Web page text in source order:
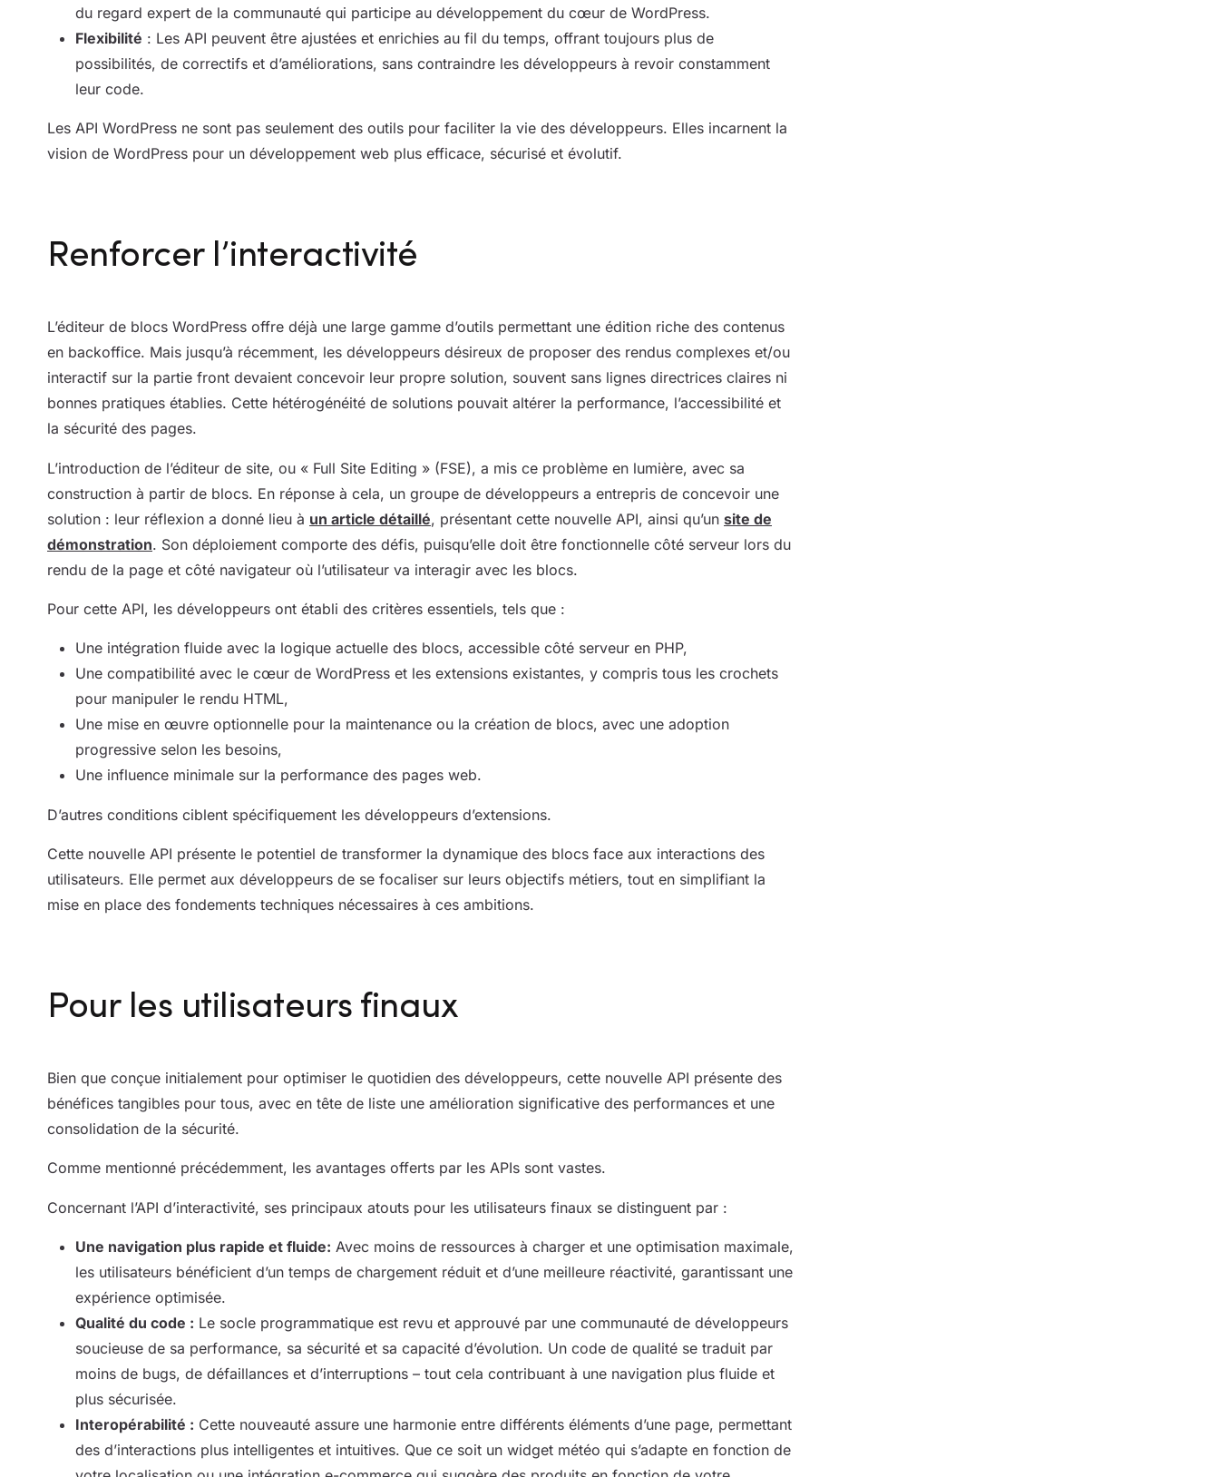
du regard expert de la communauté qui participe au développement du cœur de WordPress.
Flexibilité : Les API peuvent être ajustées et enrichies au fil du temps, offrant toujours plus de
possibilités, de correctifs et d’améliorations, sans contraindre les développeurs à revoir constamment
leur code.
Les API WordPress ne sont pas seulement des outils pour faciliter la vie des développeurs. Elles incarnent la
vision de WordPress pour un développement web plus efficace, sécurisé et évolutif.
Renforcer l’interactivité
L’éditeur de blocs WordPress offre déjà une large gamme d’outils permettant une édition riche des contenus
en backoffice. Mais jusqu’à récemment, les développeurs désireux de proposer des rendus complexes et/ou
interactif sur la partie front devaient concevoir leur propre solution, souvent sans lignes directrices claires ni
bonnes pratiques établies. Cette hétérogénéité de solutions pouvait altérer la performance, l’accessibilité et
la sécurité des pages.
L’introduction de l’éditeur de site, ou « Full Site Editing » (FSE), a mis ce problème en lumière, avec sa
construction à partir de blocs. En réponse à cela, un groupe de développeurs a entrepris de concevoir une
solution : leur réflexion a donné lieu à un article détaillé, présentant cette nouvelle API, ainsi qu’un site de
démonstration. Son déploiement comporte des défis, puisqu’elle doit être fonctionnelle côté serveur lors du
rendu de la page et côté navigateur où l’utilisateur va interagir avec les blocs.
Pour cette API, les développeurs ont établi des critères essentiels, tels que :
Une intégration fluide avec la logique actuelle des blocs, accessible côté serveur en PHP,
Une compatibilité avec le cœur de WordPress et les extensions existantes, y compris tous les crochets
pour manipuler le rendu HTML,
Une mise en œuvre optionnelle pour la maintenance ou la création de blocs, avec une adoption
progressive selon les besoins,
Une influence minimale sur la performance des pages web.
D’autres conditions ciblent spécifiquement les développeurs d’extensions.
Cette nouvelle API présente le potentiel de transformer la dynamique des blocs face aux interactions des
utilisateurs. Elle permet aux développeurs de se focaliser sur leurs objectifs métiers, tout en simplifiant la
mise en place des fondements techniques nécessaires à ces ambitions.
Pour les utilisateurs finaux
Bien que conçue initialement pour optimiser le quotidien des développeurs, cette nouvelle API présente des
bénéfices tangibles pour tous, avec en tête de liste une amélioration significative des performances et une
consolidation de la sécurité.
Comme mentionné précédemment, les avantages offerts par les APIs sont vastes.
Concernant l’API d’interactivité, ses principaux atouts pour les utilisateurs finaux se distinguent par :
Une navigation plus rapide et fluide: Avec moins de ressources à charger et une optimisation maximale,
les utilisateurs bénéficient d’un temps de chargement réduit et d’une meilleure réactivité, garantissant une
expérience optimisée.
Qualité du code : Le socle programmatique est revu et approuvé par une communauté de développeurs
soucieuse de sa performance, sa sécurité et sa capacité d’évolution. Un code de qualité se traduit par
moins de bugs, de défaillances et d’interruptions – tout cela contribuant à une navigation plus fluide et
plus sécurisée.
Interopérabilité : Cette nouveauté assure une harmonie entre différents éléments d’une page, permettant
des d’interactions plus intelligentes et intuitives. Que ce soit un widget météo qui s’adapte en fonction de